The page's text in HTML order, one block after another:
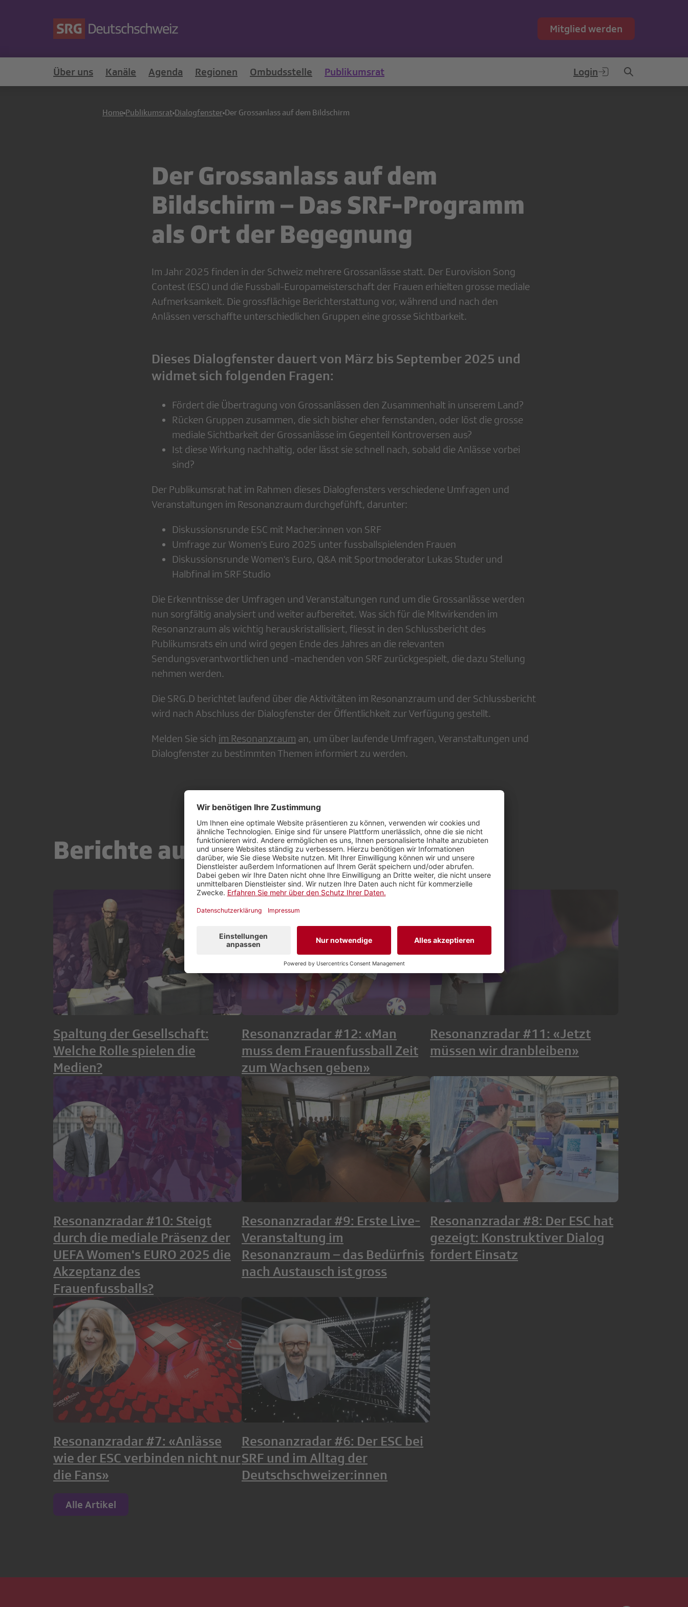
Mitglied werden
Über uns Kanäle Agenda Regionen Ombudsstelle Publikumsrat Login
Home Publikumsrat Dialogfenster Der Grossanlass auf dem Bildschirm
Der Grossanlass auf dem
Bildschirm – Das SRF-Programm
als Ort der Begegnung
Im Jahr 2025 finden in der Schweiz mehrere Grossanlässe statt. Der Eurovision Song
Contest (ESC) und die Fussball-Europameisterschaft der Frauen erhielten grosse mediale
Aufmerksamkeit. Die grossflächige Berichterstattung vor, während und nach den
Anlässen verschaffte unterschiedlichen Gruppen eine grosse Sichtbarkeit.
Dieses Dialogfenster dauert von März bis September 2025 und
widmet sich folgenden Fragen:
Fördert die Übertragung von Grossanlässen den Zusammenhalt in unserem Land?
Rücken Gruppen zusammen, die sich bisher eher fernstanden, oder löst die grosse
mediale Sichtbarkeit der Grossanlässe im Gegenteil Kontroversen aus?
Ist diese Wirkung nachhaltig, oder lässt sie schnell nach, sobald die Anlässe vorbei
sind?
Der Publikumsrat hat im Rahmen dieses Dialogfensters verschiedene Umfragen und
Veranstaltungen im Resonanzraum durchgefühft, darunter:
Diskussionsrunde ESC mit Macher:innen von SRF
Umfrage zur Women's Euro 2025 unter fussballspielenden Frauen
Diskussionsrunde Women's Euro, Q&A mit Sportmoderator Lukas Studer und
Halbfinal im SRF Studio
Die Erkenntnisse der Umfragen und Veranstaltungen rund um die Grossanlässe werden
nun sorgfältig analysiert und weiter aufbereitet. Was sich für die Mitwirkenden im
Resonanzraum als wichtig herauskristallisiert, fliesst in den Schlussbericht des
Publikumsrats ein und wird gegen Ende des Jahres an die relevanten
Sendungsverantwortlichen und -machenden von SRF zurückgespielt, die dazu Stellung
nehmen werden.
Die SRG.D berichtet laufend über die Aktivitäten im Resonanzraum und der Schlussbericht
wird nach Abschluss der Dialogfenster der Öffentlichkeit zur Verfügung gestellt.
Melden Sie sich im Resonanzraum an, um über laufende Umfragen, Veranstaltungen und
Dialogfenster zu bestimmten Themen informiert zu werden.
Berichte aus diesem Dialogfenster
Spaltung der Gesellschaft:
Welche Rolle spielen die
Medien?
Resonanzradar #12: «Man
muss dem Frauenfussball Zeit
zum Wachsen geben»
Resonanzradar #11: «Jetzt
müssen wir dranbleiben»
Resonanzradar #10: Steigt
durch die mediale Präsenz der
UEFA Women's EURO 2025 die
Akzeptanz des
Frauenfussballs?
Resonanzradar #9: Erste Live-
Veranstaltung im
Resonanzraum – das Bedürfnis
nach Austausch ist gross
Resonanzradar #8: Der ESC hat
gezeigt: Konstruktiver Dialog
fordert Einsatz
Resonanzradar #7: «Anlässe
wie der ESC verbinden nicht nur
die Fans»
Resonanzradar #6: Der ESC bei
SRF und im Alltag der
Deutschschweizer:innen
Alle Artikel